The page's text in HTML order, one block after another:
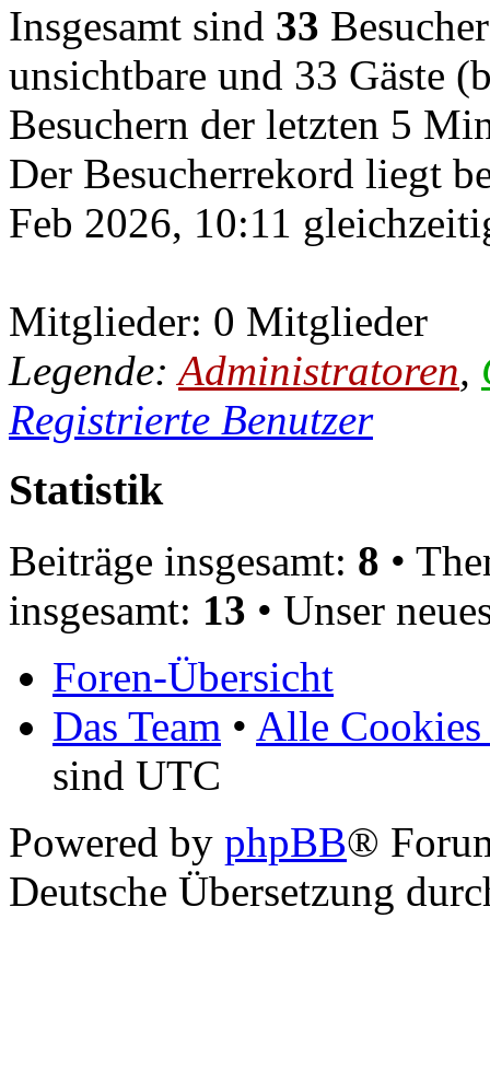
Insgesamt sind 33
unsichtbare und 33 Gäste
Besuchern der letzten 5
Der Besucherrekord liegt
Feb 2026, 10:11
Mitglieder: 0 Mitglieder
Legende: Administratoren,
Registrierte Benutzer
Statistik
Beiträge insgesamt: 8 •
insgesamt: 13 • Unser
Foren-Übersicht
Das Team • Alle Cookies
sind UTC
Powered by phpBB®
Deutsche Übersetzung